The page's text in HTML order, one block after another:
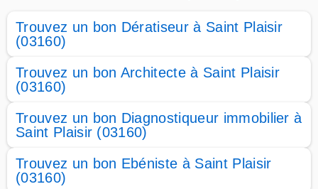
Trouvez un bon Dératiseur à Saint Plaisir
(03160)
Trouvez un bon Architecte à Saint Plaisir
(03160)
Trouvez un bon Diagnostiqueur immobilier à
Saint Plaisir (03160)
Trouvez un bon Ebéniste à Saint Plaisir
(03160)